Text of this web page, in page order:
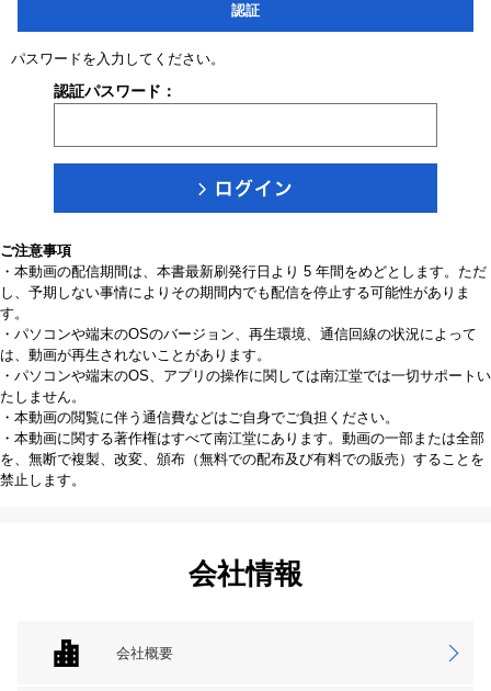
認証
パスワードを入力してください。
認証パスワード：
ご注意事項
・本動画の配信期間は、本書最新刷発行日より 5 年間をめどとします。ただ
し、予期しない事情によりその期間内でも配信を停止する可能性がありま
す。
・パソコンや端末のOSのバージョン、再生環境、通信回線の状況によって
は、動画が再生されないことがあります。
・パソコンや端末のOS、アプリの操作に関しては南江堂では一切サポートい
たしません。
・本動画の閲覧に伴う通信費などはご自身でご負担ください。
・本動画に関する著作権はすべて南江堂にあります。動画の一部または全部
を、無断で複製、改変、頒布（無料での配布及び有料での販売）することを
禁止します。
会社情報
会社概要